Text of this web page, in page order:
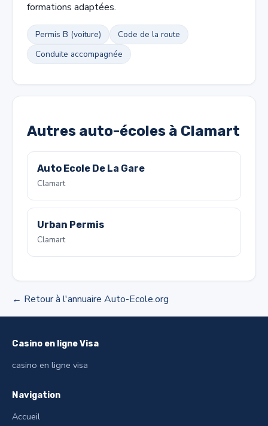
formations adaptées.
Permis B (voiture)
Code de la route
Conduite accompagnée
Autres auto-écoles à Clamart
Auto Ecole De La Gare
Clamart
Urban Permis
Clamart
← Retour à l'annuaire Auto-Ecole.org
Casino en ligne Visa
casino en ligne visa
Navigation
Accueil